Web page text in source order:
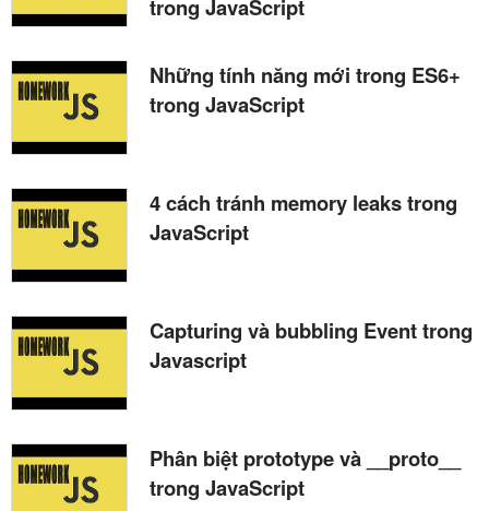
trong JavaScript
Những tính năng mới trong ES6+
trong JavaScript
4 cách tránh memory leaks trong
JavaScript
Capturing và bubbling Event trong
Javascript
Phân biệt prototype và __proto__
trong JavaScript